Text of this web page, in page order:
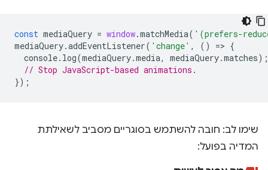
const mediaQuery = window.matchMedia( '(prefers-
mediaQuery.addEventListener( 'change' , () => {
console. log(mediaQuery.media, mediaQuery.matches);
// Stop JavaScript-based animations.
});
שימו לב: חובה להשתמש בסוגריים מסביב לשאילתת
המדיה בפועל: